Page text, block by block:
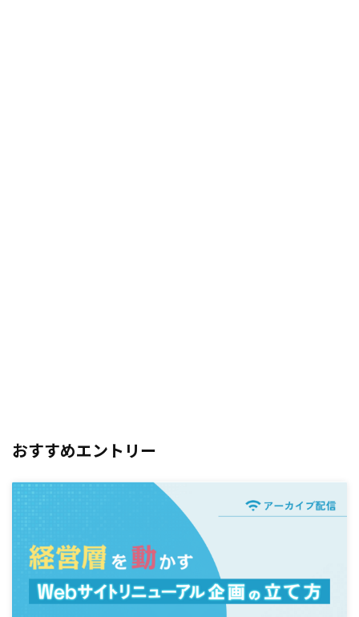
おすすめエントリー